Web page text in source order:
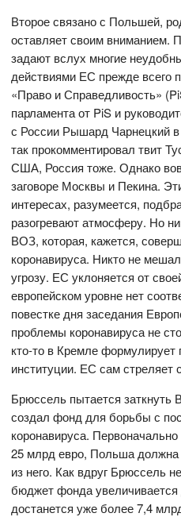
Второе связано с Польшей,
оставляет своим вниманием.
задают вслух многие
действиями ЕС прежде всего
«Право и Справедливость»
парламента от PiS и
с России Рышард Чарнецкий
так прокомментировал твит
США, Россия тоже. Однако
заговоре Москвы и Пекина.
интересах, разумеется,
разогревают атмосферу. Но
ВОЗ, которая, кажется,
коронавируса. Никто не
угрозу. ЕС уклоняется от
европейском уровне нет
повестке дня заседания
проблемы коронавируса не
кто-то в Кремле формулирует
институции. ЕС сам стреляет
Брюссель пытается
создал фонд для борьбы с
коронавируса.
25 млрд евро, Польша
из него. Как вдруг Брюссель
бюджет фонда
достанется уже более 7,4